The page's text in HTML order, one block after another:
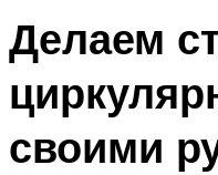
Делаем
своими